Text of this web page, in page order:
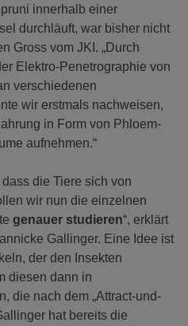
innerhalb einer
durchläuft, war bisher nicht
Gross vom JKI. „Durch
Elektro-Penetrographie von
verschiedenen
wir erstmals nachweisen,
in Form von Phloem-
aufnehmen.“
die Tiere sich von
wir nun die einzelnen
genauer studieren“, erklärt
Gallinger. Eine Idee ist
der den Insekten
diesen dann in
die nach dem „Attract-und-
hat bereits die